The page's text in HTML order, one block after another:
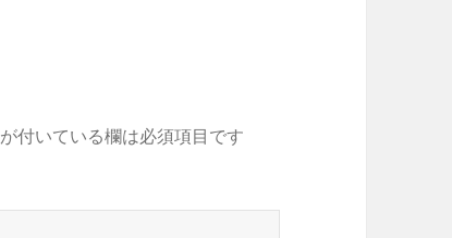
が付いている欄は必須項目です